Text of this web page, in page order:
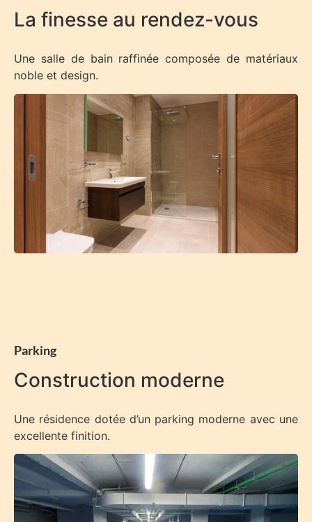
La finesse au rendez-vous
Une salle de bain raffinée composée de matériaux
noble et design.
Parking
Construction moderne
Une résidence dotée d’un parking moderne avec une
excellente finition.